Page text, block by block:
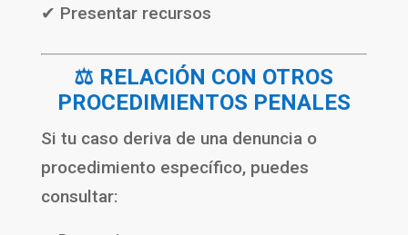
✔ Presentar recursos
⚖️ RELACIÓN CON OTROS
PROCEDIMIENTOS PENALES
Si tu caso deriva de una denuncia o
procedimiento específico, puedes
consultar: